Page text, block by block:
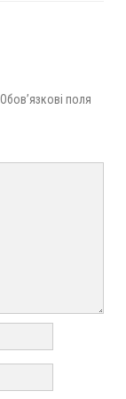
Обов’язкові поля